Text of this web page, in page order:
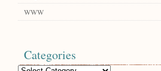
WWW
Categories